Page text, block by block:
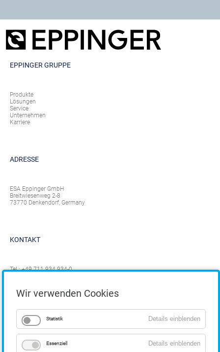
EPPINGER GRUPPE
Produkte
Lösungen
Service
Unternehmen
Karriere
ADRESSE
ESA Eppinger GmbH
Breitwiesenweg 2-8
73770 Denkendorf, Germany
KONTAKT
Tel.:+49 711 934 934-0
Wir verwenden Cookies
Statistik Details einblenden
Essenziell Details einblenden